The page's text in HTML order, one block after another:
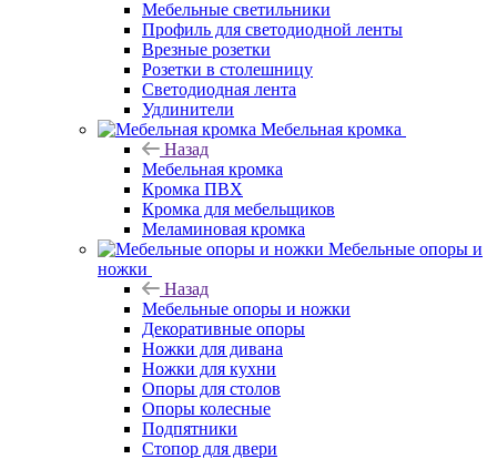
Мебельные светильники
Профиль для светодиодной ленты
Врезные розетки
Розетки в столешницу
Светодиодная лента
Удлинители
Мебельная кромка
Назад
Мебельная кромка
Кромка ПВХ
Кромка для мебельщиков
Меламиновая кромка
Мебельные опоры и
ножки
Назад
Мебельные опоры и ножки
Декоративные опоры
Ножки для дивана
Ножки для кухни
Опоры для столов
Опоры колесные
Подпятники
Стопор для двери